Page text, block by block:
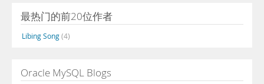
最热门的前20位作者
Libing Song(4)
Oracle MySQL Blogs